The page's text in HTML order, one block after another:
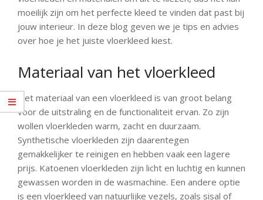
moeilijk zijn om het perfecte kleed te vinden dat past bij
jouw interieur. In deze blog geven we je tips en advies
over hoe je het juiste vloerkleed kiest.
Materiaal van het vloerkleed
Het materiaal van een vloerkleed is van groot belang
voor de uitstraling en de functionaliteit ervan. Zo zijn
wollen vloerkleden warm, zacht en duurzaam.
Synthetische vloerkleden zijn daarentegen
gemakkelijker te reinigen en hebben vaak een lagere
prijs. Katoenen vloerkleden zijn licht en luchtig en kunnen
gewassen worden in de wasmachine. Een andere optie
is een vloerkleed van natuurlijke vezels, zoals sisal of